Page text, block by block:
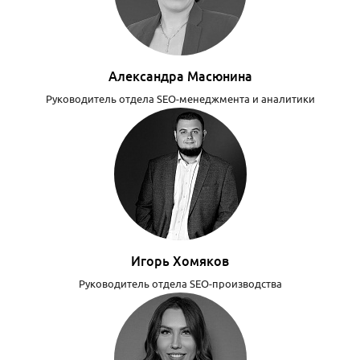
Александра Масюнина
Руководитель отдела SEO-менеджмента и аналитики
Игорь Хомяков
Руководитель отдела SEO-производства